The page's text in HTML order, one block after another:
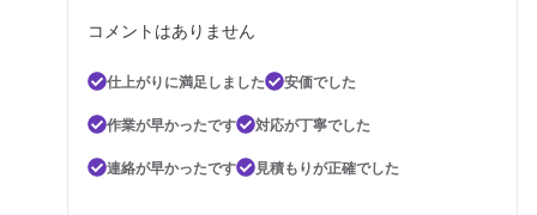
コメントはありません
仕上がりに満足しました
安価でした
作業が早かったです
対応が丁寧でした
連絡が早かったです
見積もりが正確でした